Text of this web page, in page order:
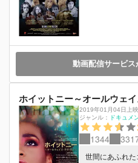
動画配信サービ
ホイットニー～オールウェ
2019年01月04日上映
ジャンル：
ドキュメ
1344
世間にあふれた